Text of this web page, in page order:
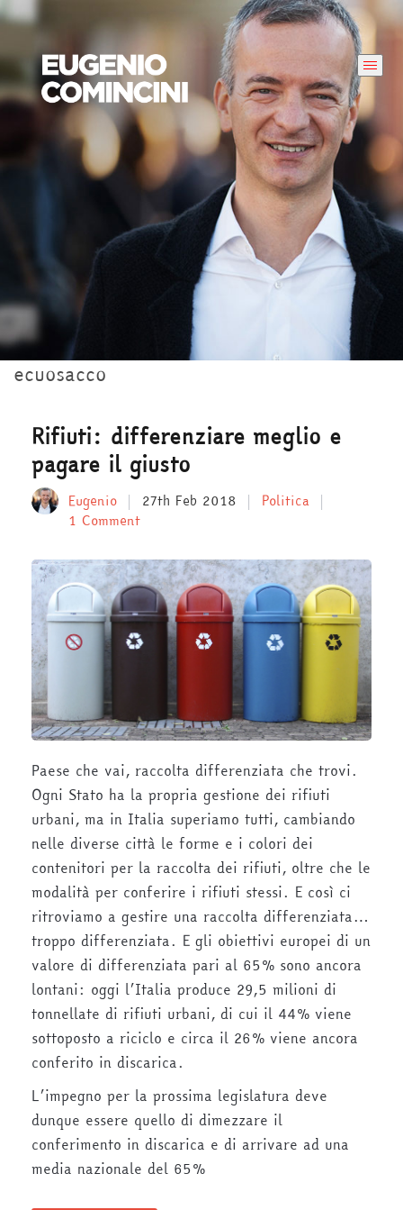
ecuosacco
Rifiuti: differenziare meglio e
pagare il giusto
Eugenio 27th Feb 2018
Politica
1 Comment
Paese che vai, raccolta differenziata che trovi.
Ogni Stato ha la propria gestione dei rifiuti
urbani, ma in Italia superiamo tutti, cambiando
nelle diverse città le forme e i colori dei
contenitori per la raccolta dei rifiuti, oltre che le
modalità per conferire i rifiuti stessi. E così ci
ritroviamo a gestire una raccolta differenziata…
troppo differenziata. E gli obiettivi europei di un
valore di differenziata pari al 65% sono ancora
lontani: oggi l’Italia produce 29,5 milioni di
tonnellate di rifiuti urbani, di cui il 44% viene
sottoposto a riciclo e circa il 26% viene ancora
conferito in discarica.
L’impegno per la prossima legislatura deve
dunque essere quello di dimezzare il
conferimento in discarica e di arrivare ad una
media nazionale del 65%